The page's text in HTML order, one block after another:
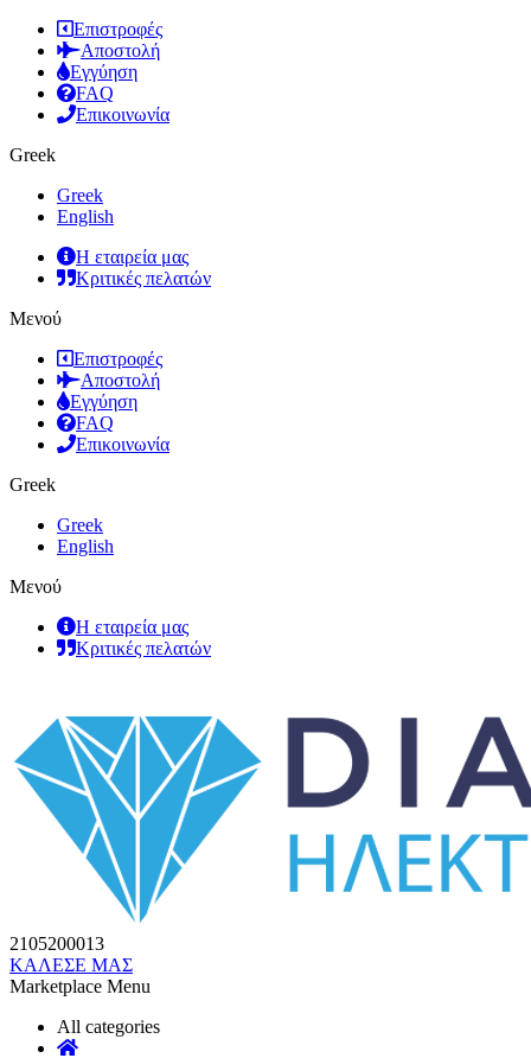
Επιστροφές
Αποστολή
Εγγύηση
FAQ
Επικοινωνία
Greek
Greek
English
Η εταιρεία μας
Κριτικές πελατών
Μενού
Επιστροφές
Αποστολή
Εγγύηση
FAQ
Επικοινωνία
Greek
Greek
English
Μενού
Η εταιρεία μας
Κριτικές πελατών
2105200013
ΚΑΛΕΣΕ ΜΑΣ
Marketplace Menu
All categories